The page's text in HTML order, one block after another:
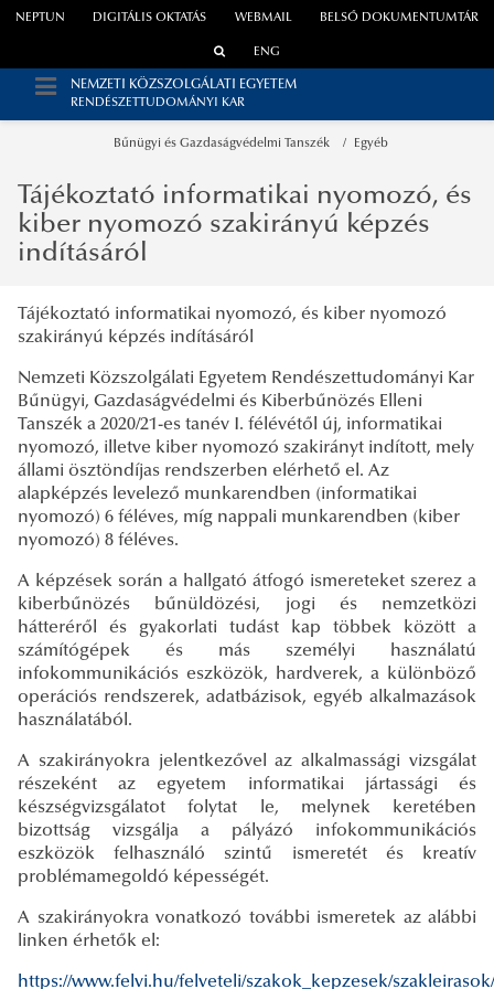
WEBMAIL
NEPTUN DIGITÁLIS OKTATÁS BELSŐ DOKUMENTUMTÁR
ENG
NEMZETI KÖZSZOLGÁLATI EGYETEM
RENDÉSZETTUDOMÁNYI KAR
Bűnügyi és Gazdaságvédelmi Tanszék Egyéb
Tájékoztató informatikai nyomozó, és
kiber nyomozó szakirányú képzés
indításáról
Tájékoztató informatikai nyomozó, és kiber nyomozó
szakirányú képzés indításáról
Nemzeti Közszolgálati Egyetem Rendészettudományi Kar
Bűnügyi, Gazdaságvédelmi és Kiberbűnözés Elleni
Tanszék a 2020/21-es tanév I. félévétől új, informatikai
nyomozó, illetve kiber nyomozó szakirányt indított, mely
állami ösztöndíjas rendszerben elérhető el. Az
alapképzés levelező munkarendben (informatikai
nyomozó) 6 féléves, míg nappali munkarendben (kiber
nyomozó) 8 féléves.
A képzések során a hallgató átfogó ismereteket szerez a
kiberbűnözés bűnüldözési, jogi és nemzetközi
hátteréről és gyakorlati tudást kap többek között a
számítógépek és más személyi használatú
infokommunikációs eszközök, hardverek, a különböző
operációs rendszerek, adatbázisok, egyéb alkalmazások
használatából.
A szakirányokra jelentkezővel az alkalmassági vizsgálat
részeként az egyetem informatikai jártassági és
készségvizsgálatot folytat le, melynek keretében
bizottság vizsgálja a pályázó infokommunikációs
eszközök felhasználó szintű ismeretét és kreatív
problémamegoldó képességét.
A szakirányokra vonatkozó további ismeretek az alábbi
linken érhetők el:
https://www.felvi.hu/felveteli/szakok_kepzesek/